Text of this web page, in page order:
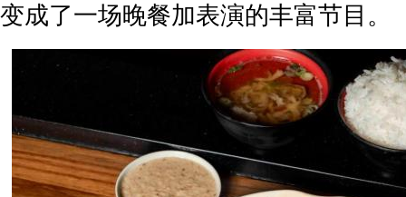
变成了一场晚餐加表演的丰富节目。